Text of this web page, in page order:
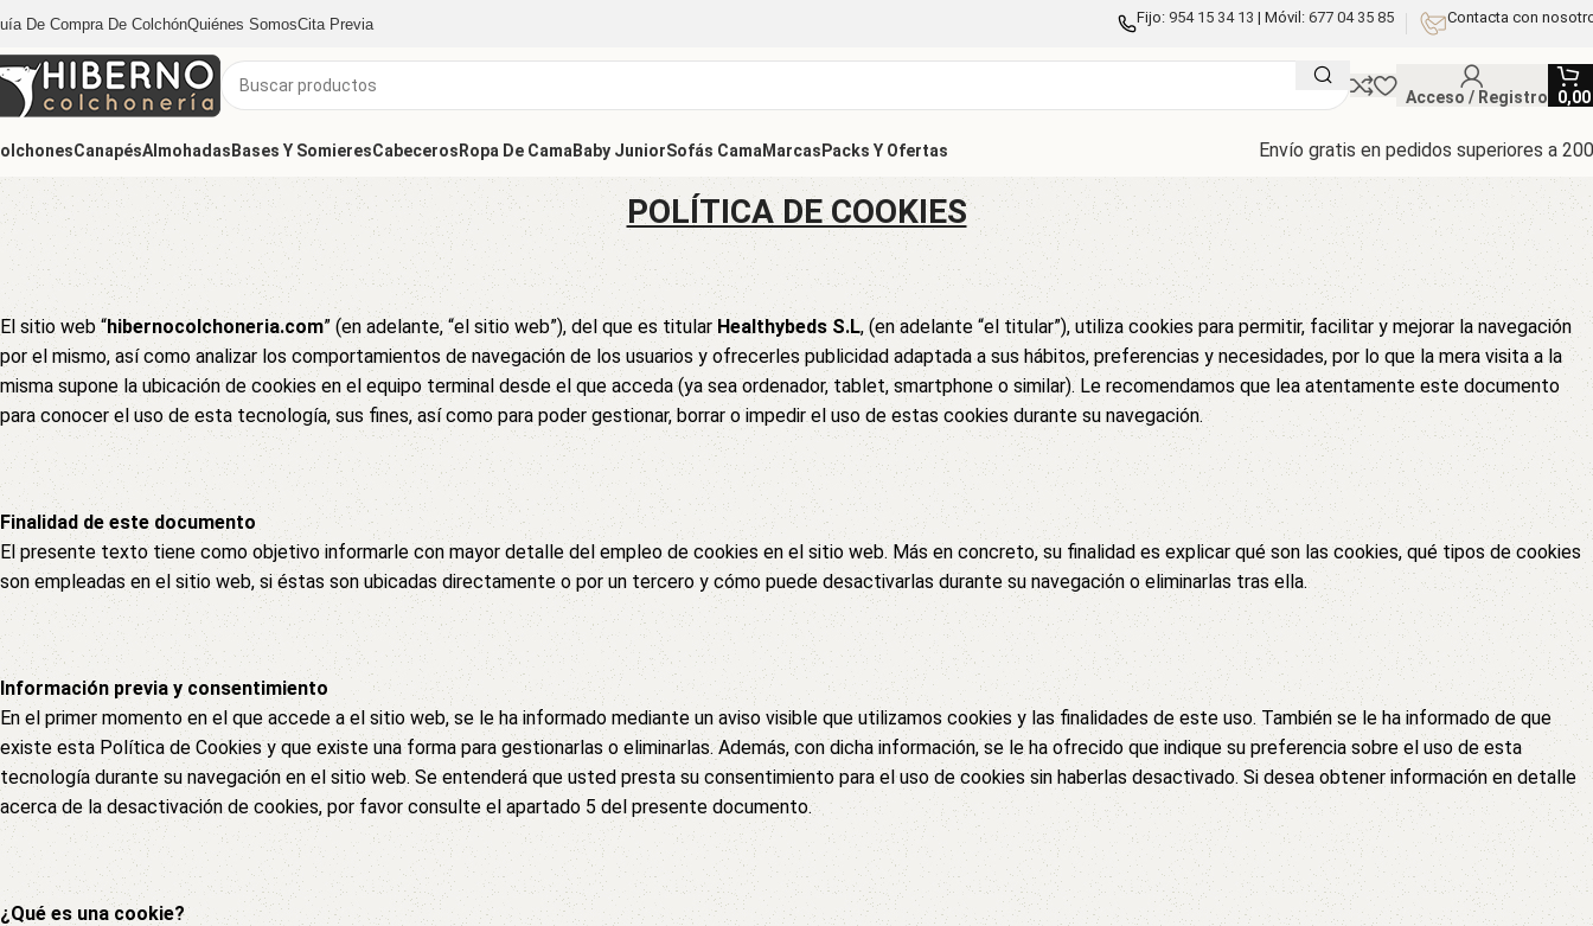
De Compra De ColchónQuiénes SomosCita Previa Fijo: 954 15 34 13 | Móvil: 677 04 35 85 Contacta con
Acceso / Registro 0,00
CanapésAlmohadasBases Y SomieresCabecerosRopa De Cama
€
€
€
Baby Junior
250,16€ €
167,48 €
494,00 €
816,00€ €
€
€
Sofás CamaMarcasPacks Y Ofertas Envío gratis en pedidos superiores a
POLÍTICA DE COOKIES
El sitio web “hibernocolchoneria.com” (en adelante, “el sitio web”), del que es titularHealthybeds S.L, (en adelante “el titular”), utiliza cookies para permitir, facilitar y mejorar la navegación
por el mismo, así como analizar los comportamientos de navegación de los usuarios y ofrecerles publicidad adaptada a sus hábitos, preferencias y necesidades, por lo que la mera visita a la
misma supone la ubicación de cookies en el equipo terminal desde el que acceda (ya sea ordenador, tablet, smartphone o similar). Le recomendamos que lea atentamente este documento
para conocer el uso de esta tecnología, sus fines, así como para poder gestionar, borrar o impedir el uso de estas cookies durante su navegación.
Finalidad de este documento
El presente texto tiene como objetivo informarle con mayor detalle del empleo de cookies en el sitio web. Más en concreto, su finalidad es explicar qué son las cookies, qué tipos de cookies
son empleadas en el sitio web, si éstas son ubicadas directamente o por un tercero y cómo puede desactivarlas durante su navegación o eliminarlas tras ella.
Información previa y consentimiento
En el primer momento en el que accede a el sitio web, se le ha informado mediante un aviso visible que utilizamos cookies y las finalidades de este uso. También se le ha informado de que
existe esta Política de Cookies y que existe una forma para gestionarlas o eliminarlas. Además, con dicha información, se le ha ofrecido que indique su preferencia sobre el uso de esta
tecnología durante su navegación en el sitio web. Se entenderá que usted presta su consentimiento para el uso de cookies sin haberlas desactivado. Si desea obtener información en detalle
acerca de la desactivación de cookies, por favor consulte el apartado 5 del presente documento.
¿Qué es una cookie?